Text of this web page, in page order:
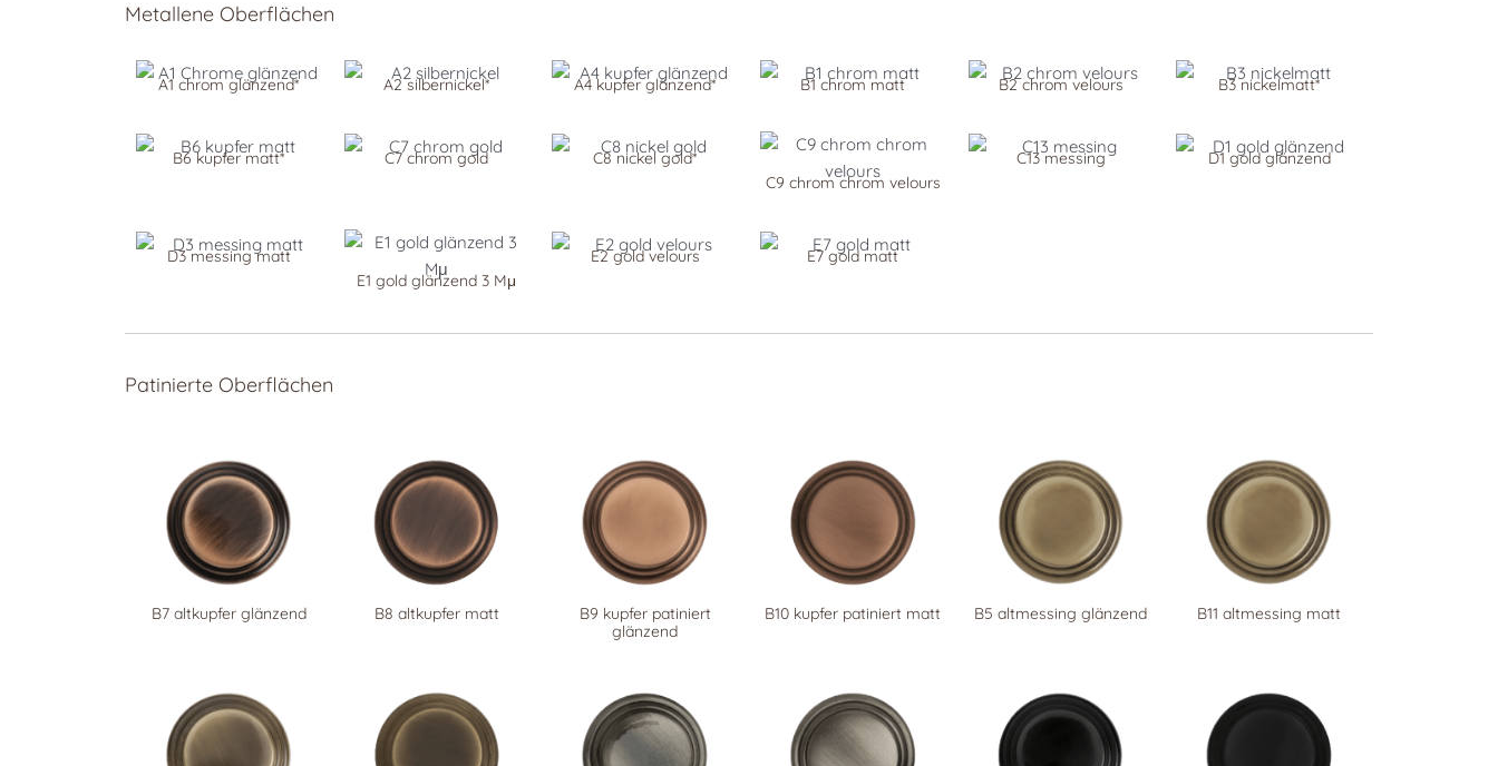
Metallene Oberflächen
A1 chrom glänzend* A2 silbernickel* A4 kupfer glänzend* B1 chrom matt B2 chrom velours B3 nickelmatt*
B6 kupfer matt* C7 chrom gold
C8 nickel gold*
C9 chrom chrom velours
C13 messing D1 gold glänzend
D3 messing matt
E1 gold glänzend 3 Mμ
E2 gold velours E7 gold matt
Patinierte Oberflächen
B7 altkupfer glänzend B8 altkupfer matt
B9 kupfer patiniert
glänzend
B10 kupfer patiniert matt B5 altmessing glänzend B11 altmessing matt